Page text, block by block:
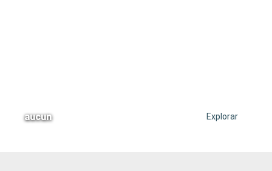
aucun Explorar